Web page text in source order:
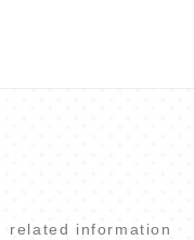
related information